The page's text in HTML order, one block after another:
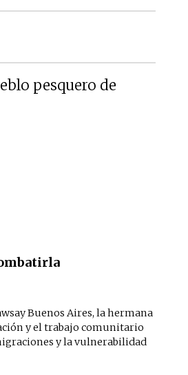
pesquero de
Buenos Aires, la hermana
y el trabajo comunitario
y la vulnerabilidad